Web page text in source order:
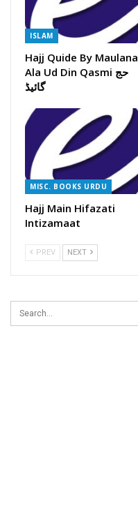
ISLAM
Hajj Quide By Maulana
Ala Ud Din Qasmi حج
گائیڈ
MISC. BOOKS URDU
Hajj Main Hifazati
Intizamaat
PREV NEXT